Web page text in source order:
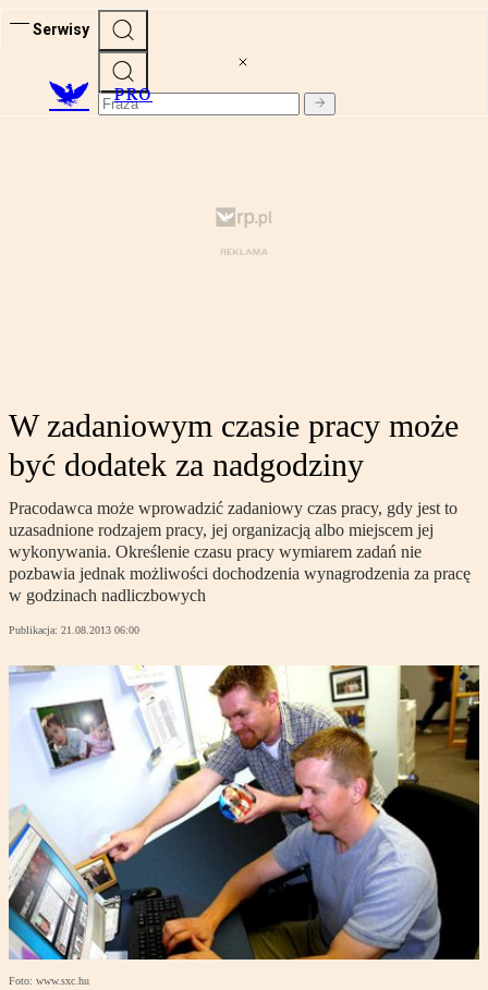
Serwisy
PRO
W zadaniowym czasie pracy może
być dodatek za nadgodziny
Pracodawca może wprowadzić zadaniowy czas pracy, gdy jest to
uzasadnione rodzajem pracy, jej organizacją albo miejscem jej
wykonywania. Określenie czasu pracy wymiarem zadań nie
pozbawia jednak możliwości dochodzenia wynagrodzenia za pracę
w godzinach nadliczbowych
Publikacja: 21.08.2013 06:00
Foto: www.sxc.hu